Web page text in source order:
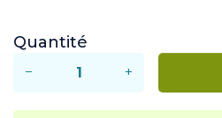
Quantité
− +